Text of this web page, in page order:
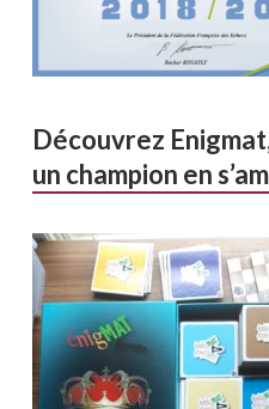
Découvrez
un champion en